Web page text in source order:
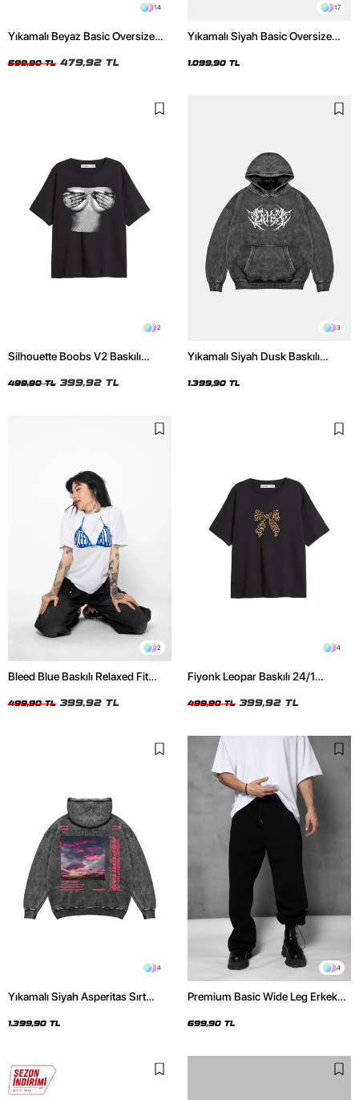
14
Yıkamalı Beyaz Basic Oversize
599,90 TL 479,92 TL
17
Yıkamalı Siyah Basic Oversize
1.099,90 TL
2
Silhouette Boobs V2 Baskılı
499,90 TL 399,92 TL
3
Yıkamalı Siyah Dusk Baskılı
1.399,90 TL
2
Bleed Blue Baskılı Relaxed Fit
499,90 TL 399,92 TL
4
Fiyonk Leopar Baskılı 24/1
Tshirt
499,90 TL 399,92 TL
4
Yıkamalı Siyah Asperitas Sırt
1.399,90 TL
4
Premium Basic Wide Leg Erkek
699,90 TL